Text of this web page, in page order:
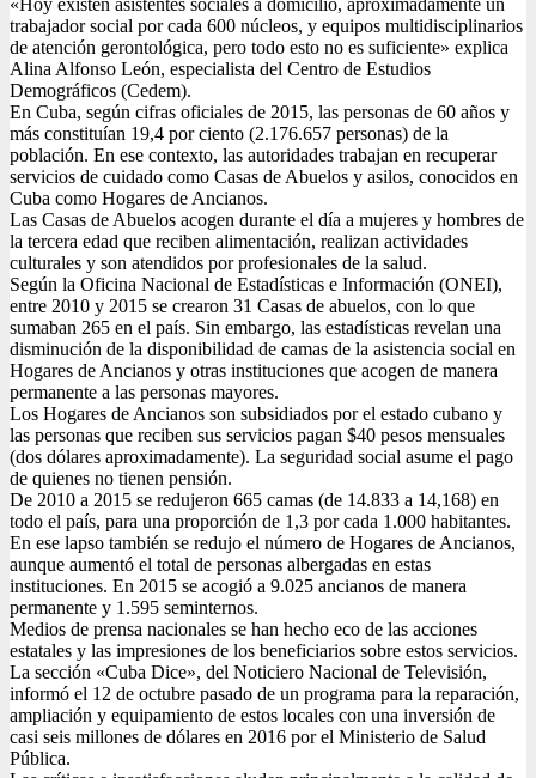
«Hoy existen asistentes sociales a domicilio, aproximadamente un
trabajador social por cada 600 núcleos, y equipos multidisciplinarios
de atención gerontológica, pero todo esto no es suficiente» explica
Alina Alfonso León, especialista del Centro de Estudios
Demográficos (Cedem).
En Cuba, según cifras oficiales de 2015, las personas de 60 años y
más constituían 19,4 por ciento (2.176.657 personas) de la
población. En ese contexto, las autoridades trabajan en recuperar
servicios de cuidado como Casas de Abuelos y asilos, conocidos en
Cuba como Hogares de Ancianos.
Las Casas de Abuelos acogen durante el día a mujeres y hombres de
la tercera edad que reciben alimentación, realizan actividades
culturales y son atendidos por profesionales de la salud.
Según la Oficina Nacional de Estadísticas e Información (ONEI),
entre 2010 y 2015 se crearon 31 Casas de abuelos, con lo que
sumaban 265 en el país. Sin embargo, las estadísticas revelan una
disminución de la disponibilidad de camas de la asistencia social en
Hogares de Ancianos y otras instituciones que acogen de manera
permanente a las personas mayores.
Los Hogares de Ancianos son subsidiados por el estado cubano y
las personas que reciben sus servicios pagan $40 pesos mensuales
(dos dólares aproximadamente). La seguridad social asume el pago
de quienes no tienen pensión.
De 2010 a 2015 se redujeron 665 camas (de 14.833 a 14,168) en
todo el país, para una proporción de 1,3 por cada 1.000 habitantes.
En ese lapso también se redujo el número de Hogares de Ancianos,
aunque aumentó el total de personas albergadas en estas
instituciones. En 2015 se acogió a 9.025 ancianos de manera
permanente y 1.595 seminternos.
Medios de prensa nacionales se han hecho eco de las acciones
estatales y las impresiones de los beneficiarios sobre estos servicios.
La sección «Cuba Dice», del Noticiero Nacional de Televisión,
informó el 12 de octubre pasado de un programa para la reparación,
ampliación y equipamiento de estos locales con una inversión de
casi seis millones de dólares en 2016 por el Ministerio de Salud
Pública.